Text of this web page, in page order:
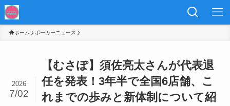
ホーム ポーカーニュース
【むさぽ】須佐亮太さんが代表退
任を発表！3年半で全国6店舗、こ
れまでの歩みと新体制について紹
2026
7/02